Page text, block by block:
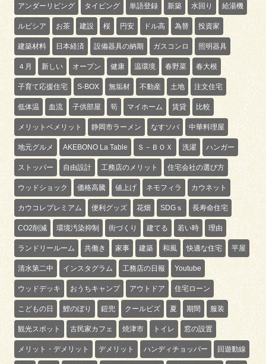
アンダーリビング タイピング 単語登録 新築 水回り 給湯機
ルピシア お茶 建設 桜 円安 ドル高 為替 投資家
建築材料 日本経済 設備器具の納期 ガスコンロ 照明器具
４月 新しい オープン 健康 温環境 春野菜 春大根
子育て応援住宅 S-BOX 無垢材 不動産 土地 注文住宅
低体温 血流 子供部屋 筍 マイホーム 賃貸 比較
メリットベメリット 静岡市ラーメン なすソバ 中華料理屋
地元グルメ AKEBONO La Table Ｓ－ＢＯＸ 洗濯 ハンガー
ストッパー 自由設計 工務店のメリット 住宅会社の選び方
ウッドショック 価格高騰 値上げ ネモフィラ カウネット
カウコレプレミアム 便利グッズ 花畑 SDGｓ 長寿命住宅
CO2削減 環境汚染抑制 街づくり 建てる 若い時 理由
ランドリールーム 共働き 家事 建築 和風 快適な住宅 平屋
清水第二中 インスタグラム 工務店の日報 Youtube
ウッドデッキ おうちキャンプ アウトドア 住宅ローン
こどもの日 鯉のぼり 鎧兜 クールビズ 夏 期間 服装
観光スポット 古民家カフェ 焼津市 トイレ 窓の設置
メリット・デメリット デメリット ハンディチョッパー 回遊動線